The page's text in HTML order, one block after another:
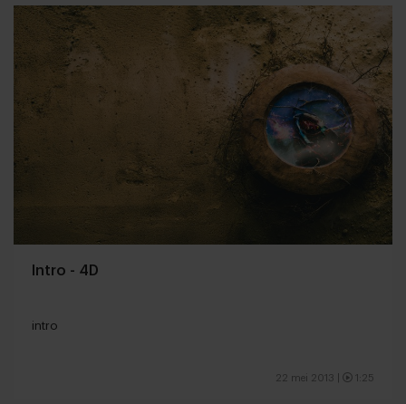
Intro - 4D
intro
22 mei 2013 1:25